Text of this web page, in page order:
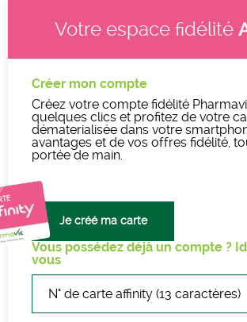
Votre espace fidélité
Créer mon compte
Créez votre compte fidélité
quelques clics et profitez de votre
dématerialisée dans votre
avantages et de vos offres fidélité,
portée de main.
Je créé ma carte
Vous possédez déjà un compte ?
vous